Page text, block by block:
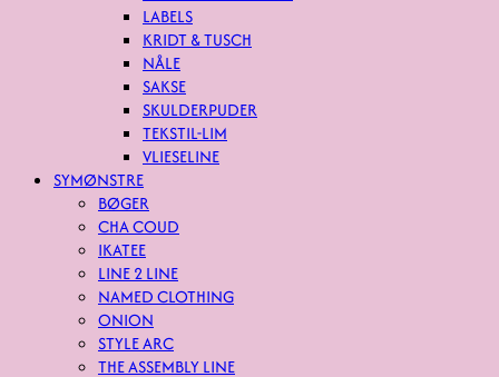
LABELS
KRIDT & TUSCH
NÅLE
SAKSE
SKULDERPUDER
TEKSTIL-LIM
VLIESELINE
SYMØNSTRE
BØGER
CHA COUD
IKATEE
LINE 2 LINE
NAMED CLOTHING
ONION
STYLE ARC
THE ASSEMBLY LINE